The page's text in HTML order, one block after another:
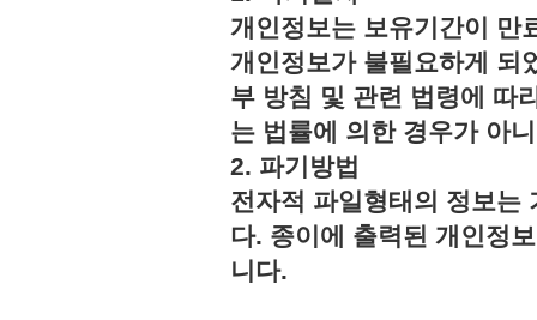
개인정보는 보유기간이 만
개인정보가 불필요하게 되
부 방침 및 관련 법령에 따
는 법률에 의한 경우가 아
2. 파기방법
전자적 파일형태의 정보는
다. 종이에 출력된 개인정
니다.